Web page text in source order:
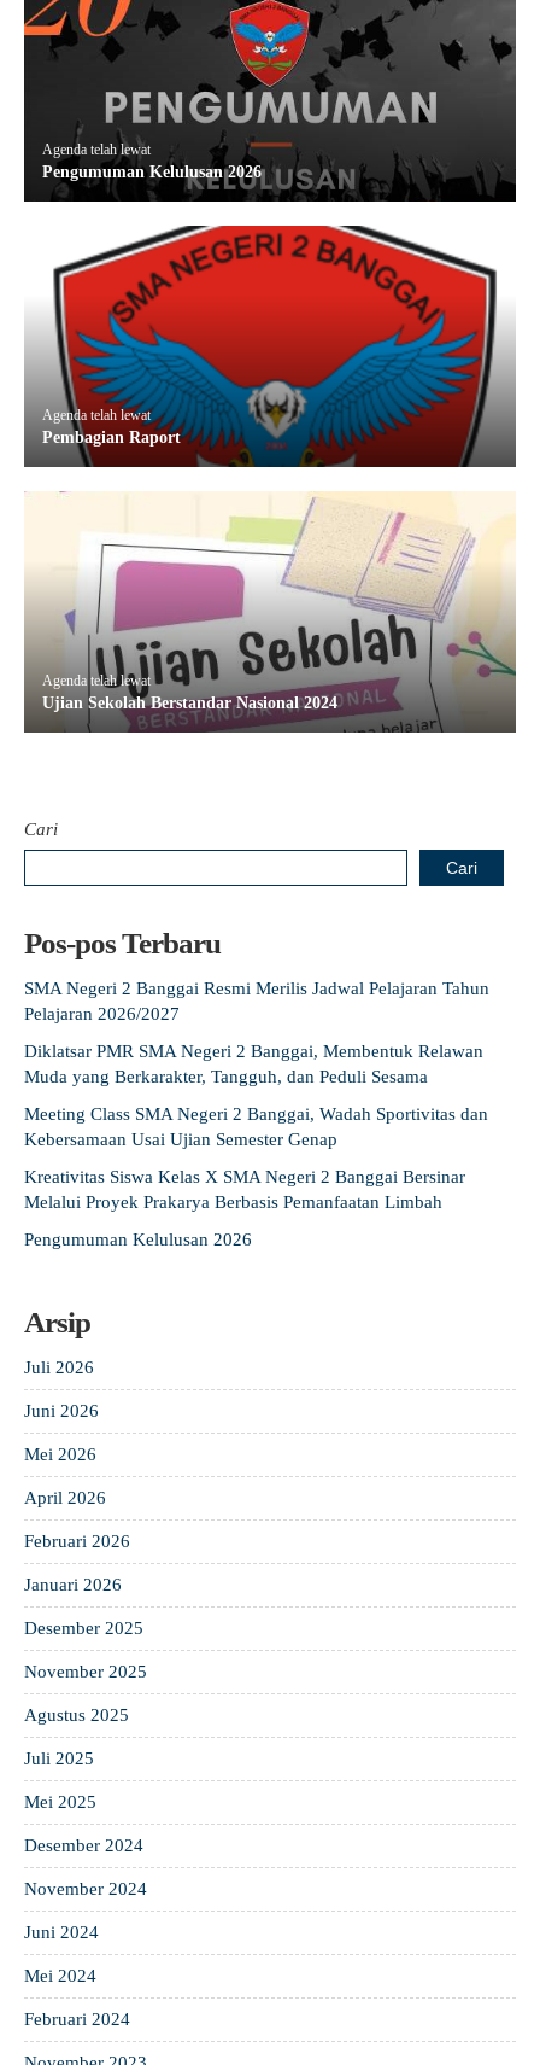
Agenda telah lewat
Pengumuman Kelulusan 2026
Agenda telah lewat
Pembagian Raport
Agenda telah lewat
Ujian Sekolah Berstandar Nasional 2024
Cari
Cari
Pos-pos Terbaru
SMA Negeri 2 Banggai Resmi Merilis Jadwal Pelajaran Tahun
Pelajaran 2026/2027
Diklatsar PMR SMA Negeri 2 Banggai, Membentuk Relawan
Muda yang Berkarakter, Tangguh, dan Peduli Sesama
Meeting Class SMA Negeri 2 Banggai, Wadah Sportivitas dan
Kebersamaan Usai Ujian Semester Genap
Kreativitas Siswa Kelas X SMA Negeri 2 Banggai Bersinar
Melalui Proyek Prakarya Berbasis Pemanfaatan Limbah
Pengumuman Kelulusan 2026
Arsip
Juli 2026
Juni 2026
Mei 2026
April 2026
Februari 2026
Januari 2026
Desember 2025
November 2025
Agustus 2025
Juli 2025
Mei 2025
Desember 2024
November 2024
Juni 2024
Mei 2024
Februari 2024